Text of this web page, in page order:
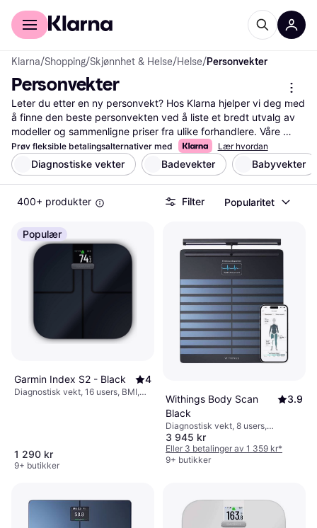
For kunder
Klarna/Shopping/Skjønnhet & Helse/Helse/Personvekter
Personvekter
Leter du etter en ny personvekt? Hos Klarna hjelper vi deg med
å finne den beste personvekten ved å liste et bredt utvalg av
modeller og sammenligne priser fra ulike forhandlere. Våre
nyttige filtre gjør det enkelt for deg å sortere etter funksjoner
som vektkapasitet, design eller teknologi. Dette gjør det lettere
for deg å velge en vekt som passer dine behov og preferanser.
Du kan også lese brukeranmeldelser for å få innsikt i andre
kunders erfaringer med produktet. Vi sørger for at du får all
rette beslutningen. Klarna hjelper deg med å spare tid og
penger ved å gi deg oversikt over de beste tilbudene. Begynn
her for å finne personvekten som passer perfekt til deg!
Les mer om personvekter her
Prøv fleksible betalingsalternativer med Lær hvordan
Diagnostiske vekter Badevekter Babyvekter
400+ produkter Filter Popularitet
Populær
Garmin Index S2 - Black 4
Diagnostisk vekt, 16 users, BMI,
1 290 kr
9+ butikker
Withings Body Scan
Black
3.9
Diagnostisk vekt, 8 users,
Benmasse, Muskelmasse, BMI,
Kroppsfett, Svart, Glass
3 945 kr
Eller 3 betalinger av 1 359 kr*
9+ butikker